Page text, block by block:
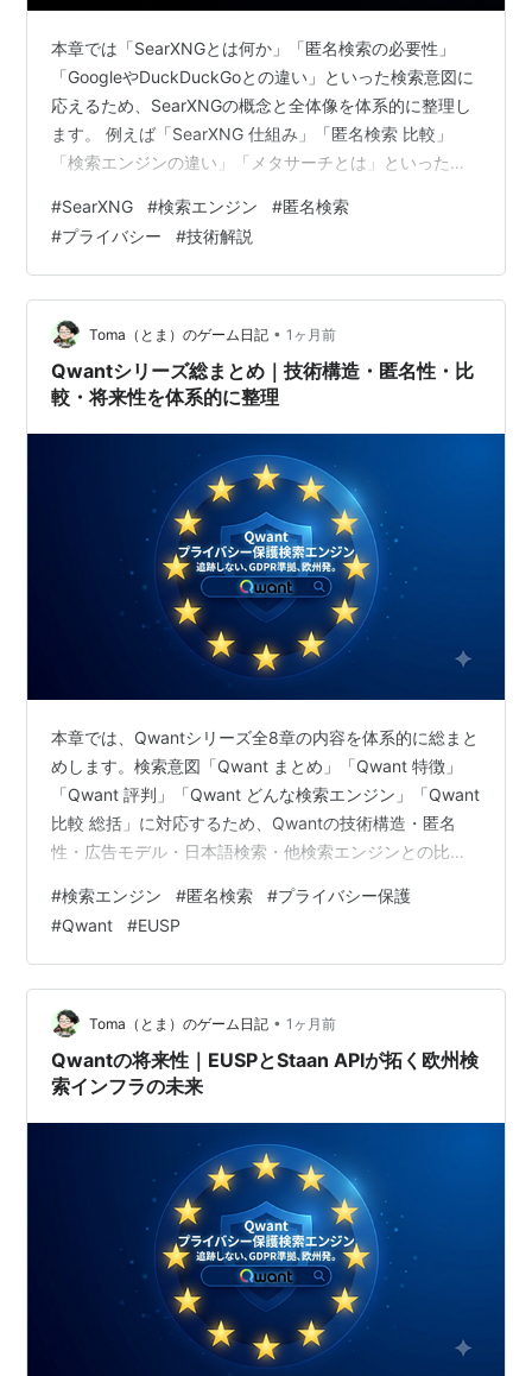
本章では「SearXNGとは何か」「匿名検索の必要性」
「GoogleやDuckDuckGoとの違い」といった検索意図に
応えるため、SearXNGの概念と全体像を体系的に整理し
ます。 例えば「SearXNG 仕組み」「匿名検索 比較」
「検索エンジンの違い」「メタサーチとは」といった疑
づけとして本章を構成しています。 検索エンジン総合イ
ンデックスと連携しながら、SearXNGの特徴を俯瞰でき
るように設計しています。 私たちが日常的に使う検索エ
ンジンは便利である一方、検索履歴や行動データが蓄積
される構造を持っています。こうした中央集権的なデー
タ収集へ…
#SearXNG #検索エンジン #匿名検索
#プライバシー #技術解説
Toma（とま）のゲーム日記 • 1ヶ月前
Qwantシリーズ総まとめ｜技術構造・匿名性・比
較・将来性を体系的に整理
本章では、Qwantシリーズ全8章の内容を体系的に総まと
めします。検索意図「Qwant まとめ」「Qwant 特徴」
「Qwant 評判」「Qwant どんな検索エンジン」「Qwant
比較 総括」に対応するため、Qwantの技術構造・匿名
性・広告モデル・日本語検索・他検索エンジンとの比
俯瞰することで、Qwantがどのような検索エンジンであ
り、どの領域に強みと弱みがあるのかを明確にします。
この記事でわかること Qwantシリーズ全体の総まとめ
Qwantの強み・弱み・特徴の体系化 Startpage・
DuckDuckGo・Braveとの比較総括…
#検索エンジン #匿名検索 #プライバシー保護
#Qwant #EUSP
Toma（とま）のゲーム日記 • 1ヶ月前
Qwantの将来性｜EUSPとStaan APIが拓く欧州検
索インフラの未来